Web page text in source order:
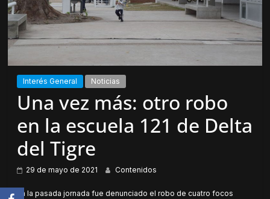
Interés General Noticias
Una vez más: otro robo
en la escuela 121 de Delta
del Tigre
29 de mayo de 2021 Contenidos
En la pasada jornada fue denunciado el robo de cuatro focos